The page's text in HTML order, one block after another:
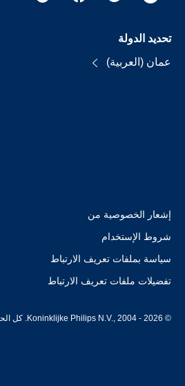
تحديد الدولة
عمان (العربية)
إشعار الخصوصية من
شروط الإستخدام
سياسة بملفات تعريف الارتباط
تفضيلات ملفات تعريف الارتباط
© Koninklijke Philips N.V., 2004 - 2026. كل الحقوق محفوظة.